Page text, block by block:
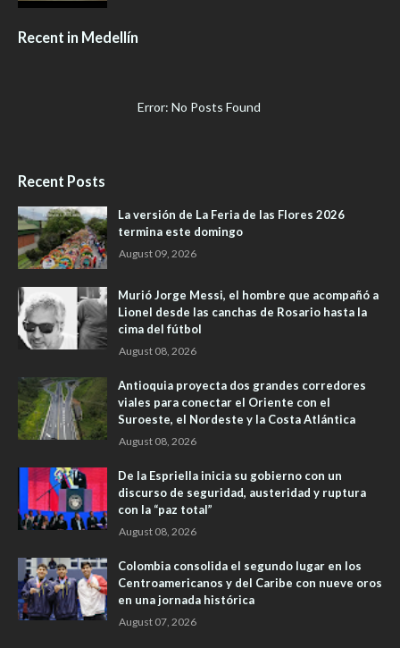
Recent in Medellín
Error: No Posts Found
Recent Posts
La versión de La Feria de las Flores 2026
termina este domingo
August 09, 2026
Murió Jorge Messi, el hombre que acompañó a
Lionel desde las canchas de Rosario hasta la
cima del fútbol
August 08, 2026
Antioquia proyecta dos grandes corredores
viales para conectar el Oriente con el
Suroeste, el Nordeste y la Costa Atlántica
August 08, 2026
De la Espriella inicia su gobierno con un
discurso de seguridad, austeridad y ruptura
con la “paz total”
August 08, 2026
Colombia consolida el segundo lugar en los
Centroamericanos y del Caribe con nueve oros
en una jornada histórica
August 07, 2026